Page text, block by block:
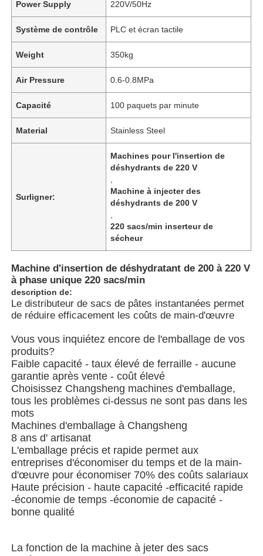
Produits
Vidéos
Visite de l'usine
Contrôle de qualité
Nous contacter
nouvelles
Les affaires
Machines à emballer en rotation
Power Supply 220V/50Hz
Système de contrôle PLC et écran tactile
Weight 350kg
Air Pressure 0.6-0.8MPa
Capacité 100 paquets par minute
Material Stainless Steel
Surligner:
Machines pour l'insertion de
déshydrants de 220 V
Machine à injecter des
déshydrants de 200 V
220 sacs/min inserteur de
sécheur
Machine d'insertion de déshydratant de 200 à 220 V
à phase unique 220 sacs/min
description de:
Le distributeur de sacs de pâtes instantanées permet
de réduire efficacement les coûts de main-d'œuvre
Vous vous inquiétez encore de l'emballage de vos
produits?
Faible capacité - taux élevé de ferraille - aucune
garantie après vente - coût élevé
Choisissez Changsheng machines d'emballage,
tous les problèmes ci-dessus ne sont pas dans les
mots
Machines d'emballage à Changsheng
8 ans d' artisanat
L'emballage précis et rapide permet aux
entreprises d'économiser du temps et de la main-
d'œuvre pour économiser 70% des coûts salariaux
Haute précision - haute capacité -efficacité rapide
-économie de temps -économie de capacité -
bonne qualité
La fonction de la machine à jeter des sacs